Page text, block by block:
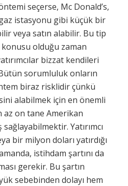
seçerse, Mc Donald’s,
istasyonu gibi küçük bir
veya satın alabilir. Bu tip
konusu olduğu zaman
bizzat kendileri
sorumluluk onların
biraz risklidir çünkü
alabilmek için en önemli
az on tane Amerikan
Yatırımcı
bir milyon doları yatırdığı
istihdam şartını da
gerekir. Bu şartın
sebebinden dolayı hem